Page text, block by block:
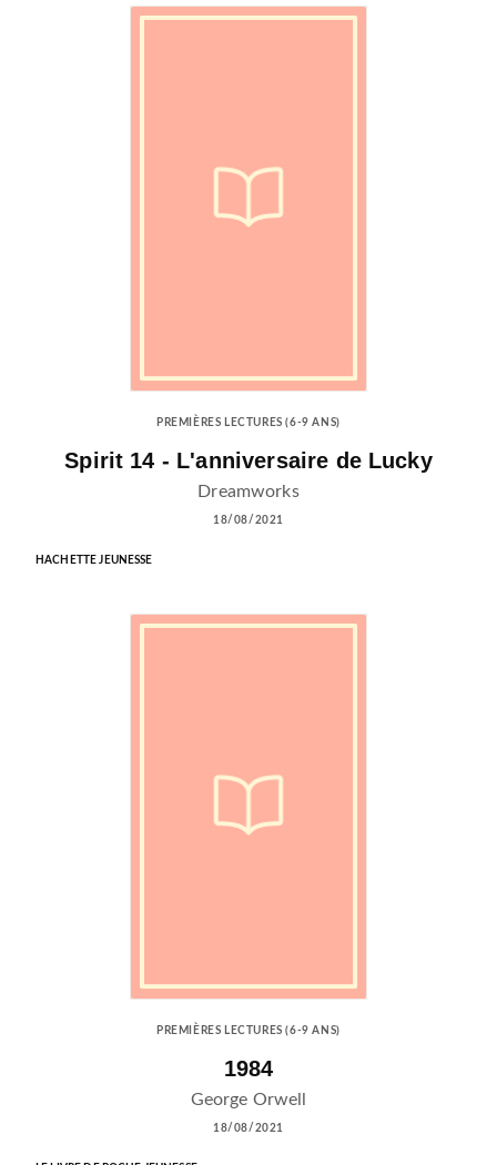
PREMIÈRES LECTURES (6-9 ANS)
Spirit 14 - L'anniversaire de Lucky
Dreamworks
18/08/2021
HACHETTE JEUNESSE
PREMIÈRES LECTURES (6-9 ANS)
1984
George Orwell
18/08/2021